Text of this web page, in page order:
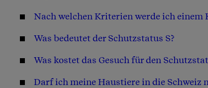
Nach welchen Kriterien werde ich einem
Was bedeutet der Schutzstatus S?
Was kostet das Gesuch für den
Darf ich meine Haustiere in die Schweiz